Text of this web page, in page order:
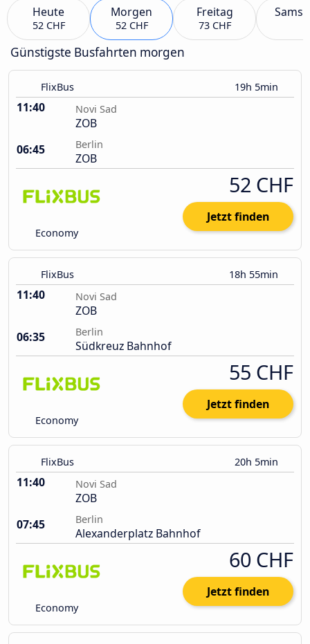
Heute
52 CHF
Morgen
52 CHF
Freitag
73 CHF
Günstigste Busfahrten morgen
FlixBus 19h 5min
11:40 Novi Sad
ZOB
06:45
Berlin
ZOB
Economy
52 CHF
Jetzt finden
FlixBus 18h 55min
11:40 Novi Sad
ZOB
06:35
Berlin
Südkreuz Bahnhof
Economy
55 CHF
Jetzt finden
FlixBus 20h 5min
11:40 Novi Sad
ZOB
07:45
Berlin
Alexanderplatz Bahnhof
Economy
60 CHF
Jetzt finden